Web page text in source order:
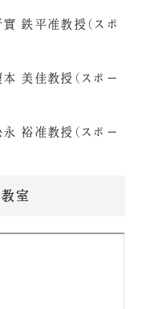
鉄平准教授（スポ
美佳教授（スポー
裕准教授（スポー
室